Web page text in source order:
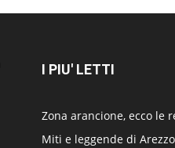
I PIU' LETTI
Zona arancione, ecco le
Miti e leggende di